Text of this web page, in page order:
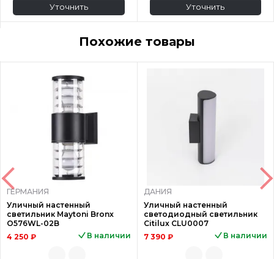
Уточнить Уточнить
Похожие товары
ГЕРМАНИЯ
Уличный настенный
светильник Maytoni Bronx
O576WL-02B
4 250 ₽
В наличии
ДАНИЯ
Уличный настенный
светодиодный светильник
Citilux CLU0007
7 390 ₽
В наличии